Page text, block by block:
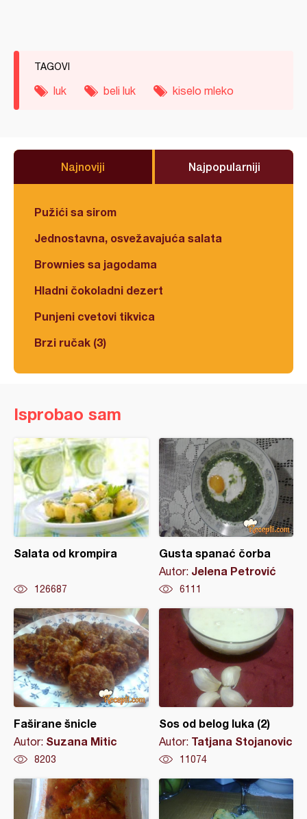
TAGOVI
luk beli luk kiselo mleko
Najnoviji Najpopularniji
Pužići sa sirom
Jednostavna, osvežavajuća salata
Brownies sa jagodama
Hladni čokoladni dezert
Punjeni cvetovi tikvica
Brzi ručak (3)
Isprobao sam
Salata od krompira
126687
Gusta spanać čorba
Autor: Jelena Petrović
6111
Faširane šnicle
Autor: Suzana Mitic
8203
Sos od belog luka (2)
Autor: Tatjana Stojanovic
11074